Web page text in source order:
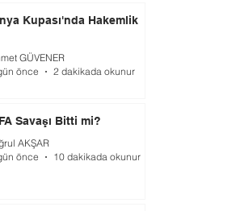
Kupası'nda Hakemlik
GÜVENER
önce
2 dakikada okunur
Savaşı Bitti mi?
AKŞAR
önce
10 dakikada okunur